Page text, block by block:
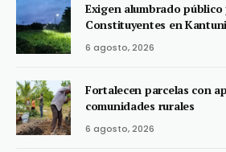
Exigen alumbrado
Constituyentes en
6 agosto, 2026
Fortalecen parcelas con
comunidades rurales
6 agosto, 2026